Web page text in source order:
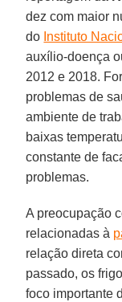
dez com maior
do Instituto
auxílio-doença
2012 e 2018.
problemas de
ambiente de
baixas
constante de
problemas.
A preocupação
relacionadas à
relação direta
passado, os
foco importante